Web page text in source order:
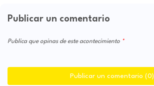
Publicar un comentario
Publica que opinas de este acontecimiento
Publicar un comentario (0)